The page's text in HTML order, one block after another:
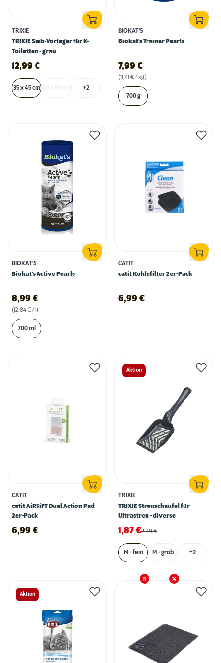
TRIXIE
TRIXIE Sieb-Vorleger für K-
Toiletten - grau
12,99 €
35 x 45 cm +2
BIOKAT'S
Biokat's Trainer Pearls
7,99 €
(11,41 € / kg)
700 g
BIOKAT'S
Biokat's Active Pearls
8,99 €
(12,84 € / l)
700 ml
CATIT
catit Kohlefilter 2er-Pack
6,99 €
CATIT
catit AiRSiFT Dual Action Pad
2er-Pack
6,99 €
Aktion
TRIXIE
TRIXIE Streuschaufel für
Ultrastreu - diverse
1,87 €2,49€
M - fein M - grob +2
Aktion